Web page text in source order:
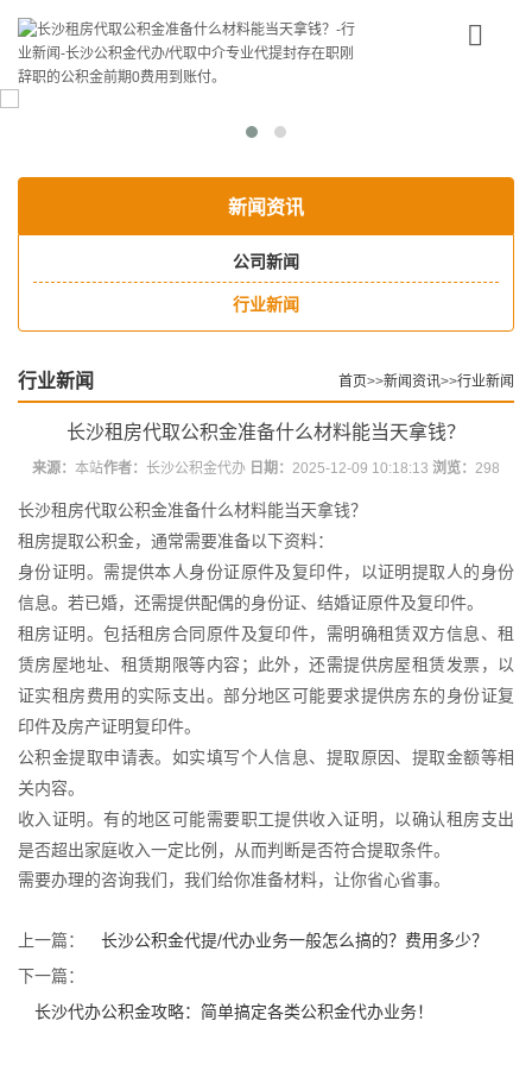
Toggle
新闻资讯
公司新闻
行业新闻
行业新闻 首页>>新闻资讯>>行业新闻
长沙租房代取公积金准备什么材料能当天拿钱？
来源： 本站作者： 长沙公积金代办 日期： 2025-12-09 10:18:13 浏览： 298
长沙租房代取公积金准备什么材料能当天拿钱？
租房提取公积金，通常需要准备以下资料：
身份证明。需提供本人身份证原件及复印件，以证明提取人的身份
信息。若已婚，还需提供配偶的身份证、结婚证原件及复印件。
租房证明。包括租房合同原件及复印件，需明确租赁双方信息、租
赁房屋地址、租赁期限等内容；此外，还需提供房屋租赁发票，以
证实租房费用的实际支出。部分地区可能要求提供房东的身份证复
印件及房产证明复印件。
公积金提取申请表。如实填写个人信息、提取原因、提取金额等相
关内容。
收入证明。有的地区可能需要职工提供收入证明，以确认租房支出
是否超出家庭收入一定比例，从而判断是否符合提取条件。
需要办理的咨询我们，我们给你准备材料，让你省心省事。
上一篇：
长沙公积金代提/代办业务一般怎么搞的？费用多少？
下一篇：
长沙代办公积金攻略：简单搞定各类公积金代办业务！